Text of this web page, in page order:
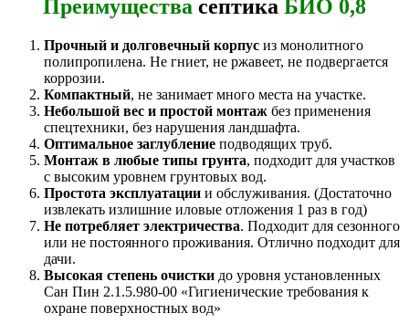
Преимущества септика БИО 0,8
Прочный и долговечный корпус из монолитного
полипропилена. Не гниет, не ржавеет, не подвергается
коррозии.
Компактный, не занимает много места на участке.
Небольшой вес и простой монтаж без применения
спецтехники, без нарушения ландшафта.
Оптимальное заглубление подводящих труб.
Монтаж в любые типы грунта, подходит для участков
с высоким уровнем грунтовых вод.
Простота эксплуатации и обслуживания. (Достаточно
извлекать излишние иловые отложения 1 раз в год)
Не потребляет электричества. Подходит для сезонного
или не постоянного проживания. Отлично подходит для
дачи.
Высокая степень очистки до уровня установленных
Сан Пин 2.1.5.980-00 «Гигиенические требования к
охране поверхностных вод»